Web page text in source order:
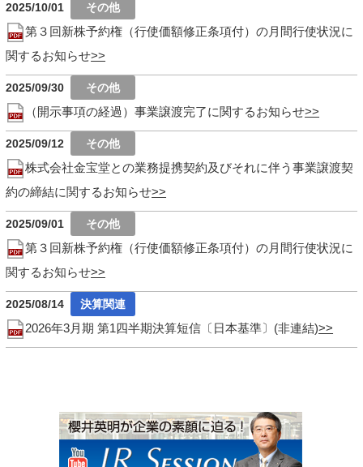
2025/10/01
第３回新株予約権（行使価額修正条項付）の月間行使状況に
関するお知らせ
2025/09/30
（開示事項の経過）事業譲渡完了に関するお知らせ
2025/09/12
株式会社金宝堂との業務提携契約及びそれに伴う事業譲渡契
約の締結に関するお知らせ
2025/09/01
第３回新株予約権（行使価額修正条項付）の月間行使状況に
関するお知らせ
2025/08/14
2026年3月期 第1四半期決算短信〔日本基準〕(非連結)